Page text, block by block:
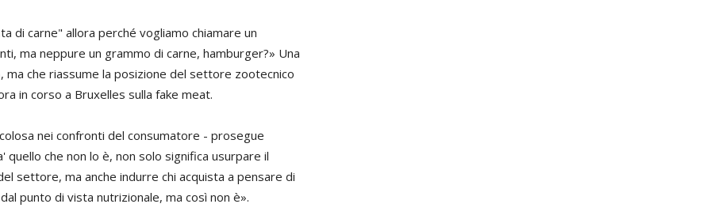
di carne" allora perché vogliamo chiamare un
ma neppure un grammo di carne, hamburger?» Una
ma che riassume la posizione del settore zootecnico
in corso a Bruxelles sulla fake meat.
nei confronti del consumatore - prosegue
quello che non lo è, non solo significa usurpare il
settore, ma anche indurre chi acquista a pensare di
punto di vista nutrizionale, ma così non è».